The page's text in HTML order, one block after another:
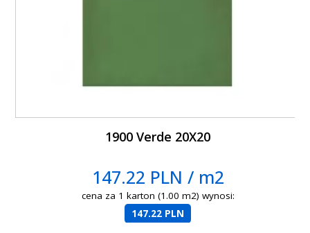
1900 Verde 20X20
147.22 PLN / m2
cena za 1 karton (1.00 m2) wynosi:
147.22 PLN